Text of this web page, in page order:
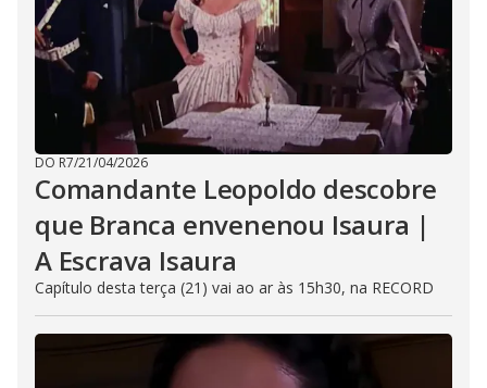
DO R7/21/04/2026
Comandante Leopoldo descobre
que Branca envenenou Isaura |
A Escrava Isaura
Capítulo desta terça (21) vai ao ar às 15h30, na RECORD